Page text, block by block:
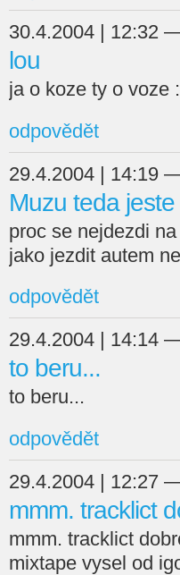
30.4.2004 | 12:32
lou
ja o koze ty o voze
odpovědět
29.4.2004 | 14:19
Muzu teda
proc se nejdezdi
jako jezdit autem
odpovědět
29.4.2004 | 14:14
to beru...
to beru...
odpovědět
29.4.2004 | 12:27
mmm. tracklict
mmm. tracklict
mixtape vysel od